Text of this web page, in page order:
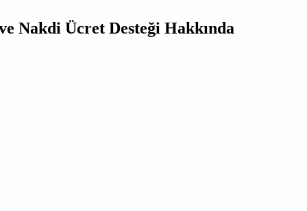
Nakdi Ücret Desteği Hakkında